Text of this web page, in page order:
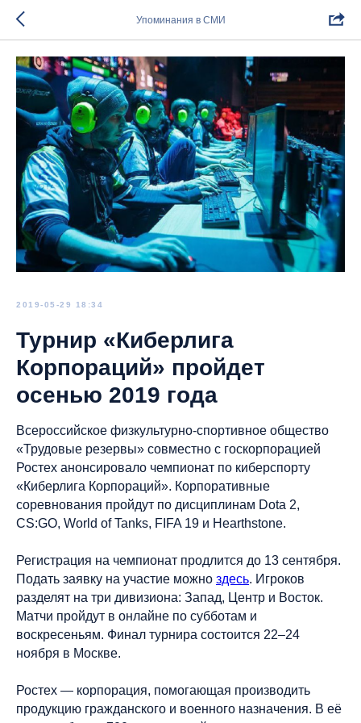
Упоминания в СМИ
2019-05-29 18:34
Турнир «Киберлига
Корпораций» пройдет
осенью 2019 года
Всероссийское физкультурно-спортивное общество
«Трудовые резервы» совместно с госкорпорацией
Ростех анонсировало чемпионат по киберспорту
«Киберлига Корпораций». Корпоративные
соревнования пройдут по дисциплинам Dota 2,
CS:GO, World of Tanks, FIFA 19 и Hearthstone.
Регистрация на чемпионат продлится до 13 сентября.
Подать заявку на участие можно здесь. Игроков
разделят на три дивизиона: Запад, Центр и Восток.
Матчи пройдут в онлайне по субботам и
воскресеньям. Финал турнира состоится 22–24
ноября в Москве.
Ростех — корпорация, помогающая производить
продукцию гражданского и военного назначения. В её